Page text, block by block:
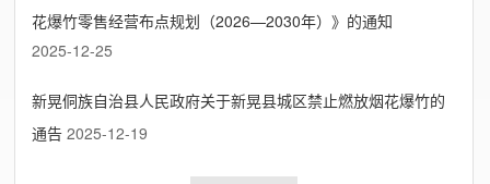
花爆竹零售经营布点规划（2026—2030年）》的通知
2025-12-25
新晃侗族自治县人民政府关于新晃县城区禁止燃放烟花爆竹的
通告 2025-12-19